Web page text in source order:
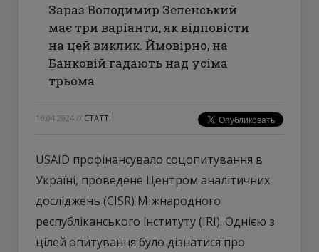
Зараз Володимир Зеленський
має три варіанти, як відповісти
на цей виклик. Ймовірно, на
Банковій гадають над усіма
трьома
16.04.2024 // СТАТТІ
USAID профінансувало соцопитування в
Україні, проведене Центром аналітичних
досліджень (CISR) Міжнародного
республіканського інституту (IRI). Однією з
цілей опитування було дізнатися про